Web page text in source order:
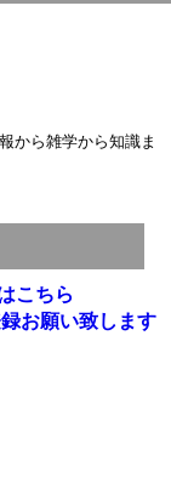
から雑学から知識ま
こちら
お願い致します